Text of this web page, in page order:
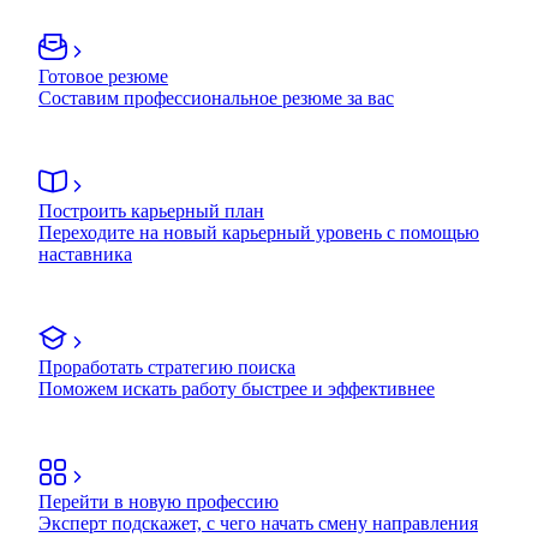
Готовое резюме
Составим профессиональное резюме за вас
Построить карьерный план
Переходите на новый карьерный уровень с помощью
наставника
Проработать стратегию поиска
Поможем искать работу быстрее и эффективнее
Перейти в новую профессию
Эксперт подскажет, с чего начать смену направления